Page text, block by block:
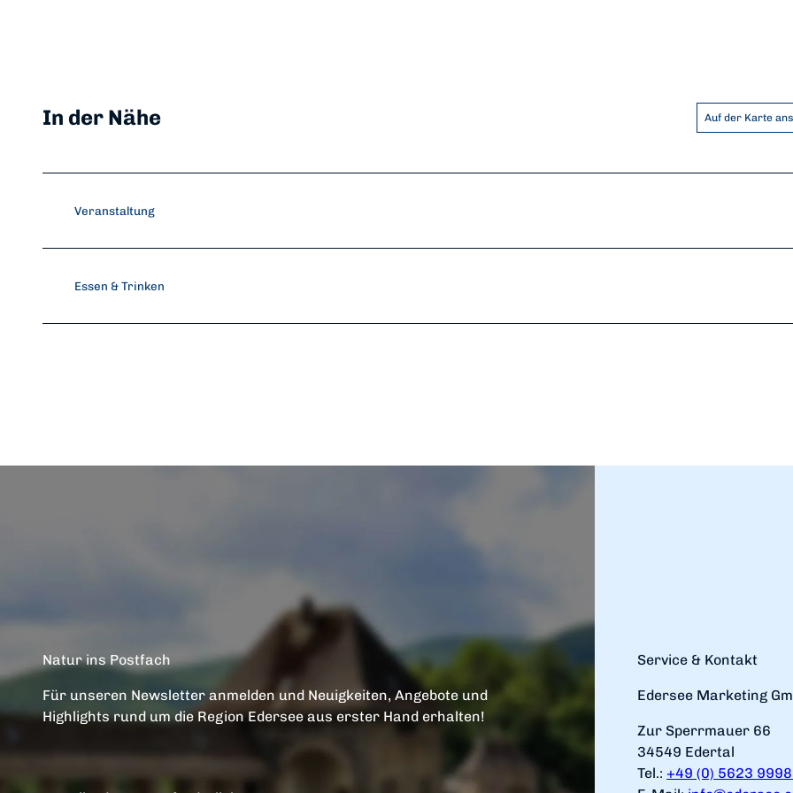
In der Nähe Auf der Karte
Veranstaltung
Essen & Trinken
Natur ins Postfach
Für unseren Newsletter anmelden und Neuigkeiten, Angebote und
Highlights rund um die Region Edersee aus erster Hand erhalten!
Service & Kontakt
Edersee Marketing
Zur Sperrmauer 66
34549 Edertal
Tel.: +49 (0) 5623